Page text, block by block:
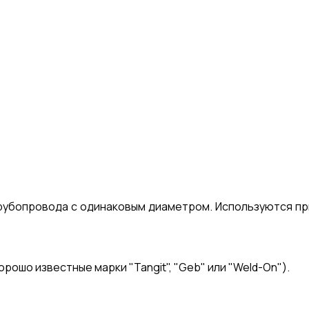
с одинаковым диаметром. Используются
известные марки "Tangit", "Geb" или "Weld-On").